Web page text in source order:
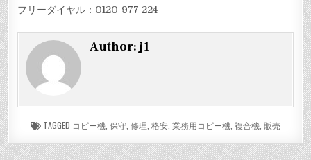
フリーダイヤル：0120-977-224
Author:j1
TAGGED コピー機 保守 修理 格安 業務用コピー機 複合機 販売